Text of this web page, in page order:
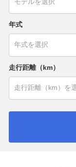
年式
走行距離（km）